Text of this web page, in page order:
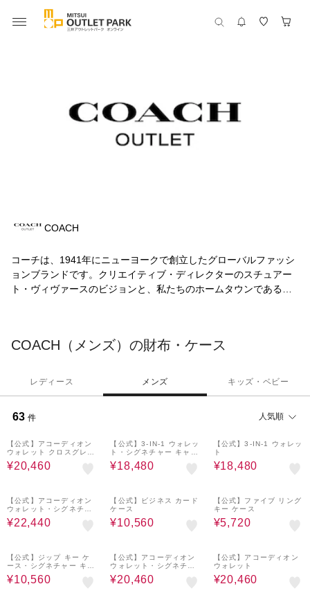
COACH
コーチは、1941年にニューヨークで創立したグローバルファッシ
ョンブランドです。クリエイティブ・ディレクターのスチュアー
ト・ヴィヴァースのビジョンと、私たちのホームタウンであるニ
COACH（メンズ）の財布・ケース
レディース メンズ キッズ・ベビー
63 件 人気順
【公式】アコーディオン
ウォレット クロスグレイ
ン レザー
¥20,460
【公式】3-IN-1 ウォレッ
ト・シグネチャー キャン
バス
¥18,480
【公式】3-IN-1 ウォレッ
ト
¥18,480
【公式】アコーディオン
ウォレット・シグネチャ
ー レザー
¥22,440
【公式】ビジネス カード
ケース
¥10,560
【公式】ファイブ リング
キー ケース
¥5,720
【公式】ジップ キー ケ
ース・シグネチャー キャ
ンバス
¥10,560
【公式】アコーディオン
ウォレット・シグネチャ
ー キャンバス
¥20,460
【公式】アコーディオン
ウォレット
¥20,460